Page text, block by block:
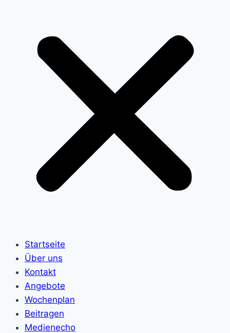
Startseite
Über uns
Kontakt
Angebote
Wochenplan
Beitragen
Medienecho